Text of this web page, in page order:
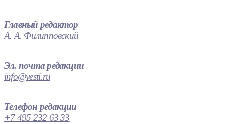
Главный редактор
А. А. Филипповский
Эл. почта редакции
info@vesti.ru
Телефон редакции
+7 495 232 63 33